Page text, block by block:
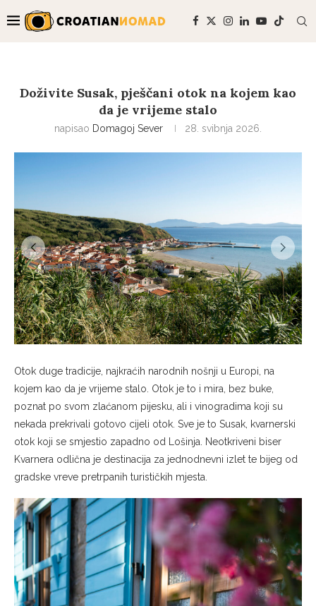
Doživite Susak, pješčani otok na kojem kao
da je vrijeme stalo
napisao Domagoj Sever 28. svibnja 2026.
Otok duge tradicije, najkraćih narodnih nošnji u Europi, na
kojem kao da je vrijeme stalo. Otok je to i mira, bez buke,
poznat po svom zlaćanom pijesku, ali i vinogradima koji su
nekada prekrivali gotovo cijeli otok. Sve je to Susak, kvarnerski
otok koji se smjestio zapadno od Lošinja. Neotkriveni biser
Kvarnera odlična je destinacija za jednodnevni izlet te bijeg od
gradske vreve pretrpanih turističkih mjesta.